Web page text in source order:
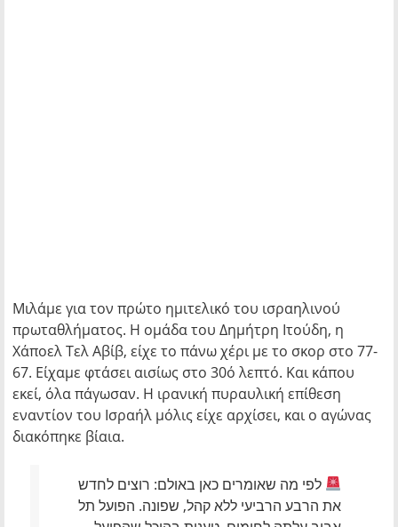
Μιλάμε για τον πρώτο ημιτελικό του ισραηλινού
πρωταθλήματος. Η ομάδα του Δημήτρη Ιτούδη, η
Χάποελ Τελ Αβίβ, είχε το πάνω χέρι με το σκορ στο 77-
67. Είχαμε φτάσει αισίως στο 30ό λεπτό. Και κάπου
εκεί, όλα πάγωσαν. Η ιρανική πυραυλική επίθεση
εναντίον του Ισραήλ μόλις είχε αρχίσει, και ο αγώνας
διακόπηκε βίαια.
לפי מה שאומרים כאן באולם: רוצים לחדש
את הרבע הרביעי ללא קהל, שפונה. הפועל תל